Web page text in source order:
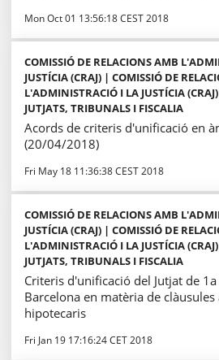
Mon Oct 01 13:56:18 CEST 2018
COMISSIÓ DE RELACIONS AMB
JUSTÍCIA (CRAJ) | COMISSIÓ DE
L'ADMINISTRACIÓ I LA JUSTÍCIA
JUTJATS, TRIBUNALS I FISCALIA
Acords de criteris d'unificació en
(20/04/2018)
Fri May 18 11:36:38 CEST 2018
COMISSIÓ DE RELACIONS AMB
JUSTÍCIA (CRAJ) | COMISSIÓ DE
L'ADMINISTRACIÓ I LA JUSTÍCIA
JUTJATS, TRIBUNALS I FISCALIA
Criteris d'unificació del Jutjat de
Barcelona en matèria de
hipotecaris
Fri Jan 19 17:16:24 CET 2018